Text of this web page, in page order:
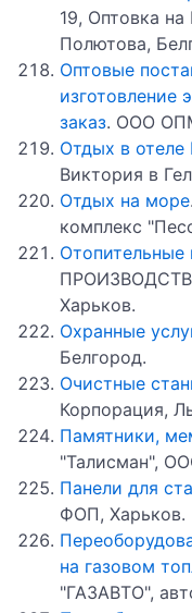
19, Оптовка
Полютова,
Оптовые
изготовление
заказ. ООО
Отдых в отеле
Виктория в
Отдых на море
комплекс
Отопительные
Харьков.
Охранные
Белгород.
Очистные
Корпорация,
Памятники,
"Талисман",
Панели для
ФОП, Харьков.
на газовом
"ГАЗАВТО",